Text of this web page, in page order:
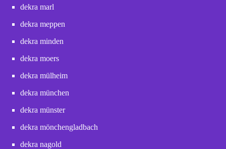
dekra marl
dekra meppen
dekra minden
dekra moers
dekra mülheim
dekra münchen
dekra münster
dekra mönchengladbach
dekra nagold